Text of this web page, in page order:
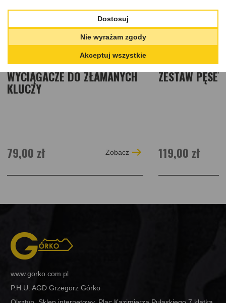
WYCIĄGACZE DO ZŁAMANYCH
KLUCZY
79,00 zł Zobacz
ZESTAW
119,00 zł
www.gorko.com.pl
P.H.U. AGD Grzegorz Górko
Dostosuj
Nie wyrażam zgody
Akceptuj wszystkie